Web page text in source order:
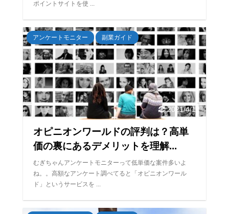
ポイントサイトを使 ...
2021/4/12
アンケートモニター 副業ガイド
オピニオンワールドの評判は？高単
価の裏にあるデメリットを理解...
むぎちゃんアンケートモニターって低単価な案件多いよ
ね。。高額なアンケート調べてると「オピニオンワール
ド」というサービスを ...